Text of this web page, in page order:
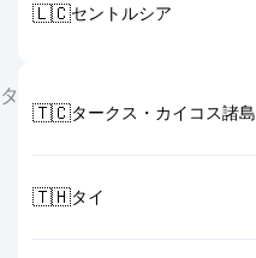
🇱🇨セントルシア
タ
🇹🇨タークス・カイコス諸島
🇹🇭タイ